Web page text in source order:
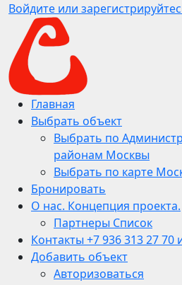
Войдите или
Главная
Выбрать объект
Выбрать по
районам Москвы
Выбрать по карте
Бронировать
О нас. Концепция проекта.
Партнеры Список
Контакты +7 936 313 27 70
Добавить объект
Авторизоваться